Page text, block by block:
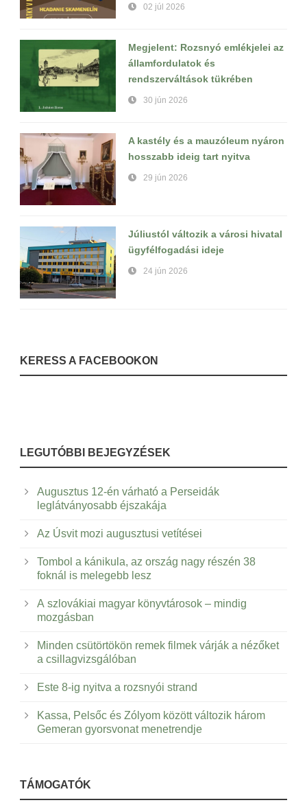
02 júl 2026
Megjelent: Rozsnyó emlékjelei az
államfordulatok és
rendszerváltások tükrében
30 jún 2026
A kastély és a mauzóleum nyáron
hosszabb ideig tart nyitva
29 jún 2026
Júliustól változik a városi hivatal
ügyfélfogadási ideje
24 jún 2026
KERESS A FACEBOOKON
LEGUTÓBBI BEJEGYZÉSEK
Augusztus 12-én várható a Perseidák
leglátványosabb éjszakája
Az Úsvit mozi augusztusi vetítései
Tombol a kánikula, az ország nagy részén 38
foknál is melegebb lesz
A szlovákiai magyar könyvtárosok – mindig
mozgásban
Minden csütörtökön remek filmek várják a nézőket
a csillagvizsgálóban
Este 8-ig nyitva a rozsnyói strand
Kassa, Pelsőc és Zólyom között változik három
Gemeran gyorsvonat menetrendje
TÁMOGATÓK